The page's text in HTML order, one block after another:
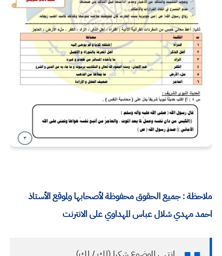
ملاحظة : جميع الحقوق محفوظة لأصحابها ولموقع الأستاذ
احمد مهدي شلال عباس المهداوي على الانترنت